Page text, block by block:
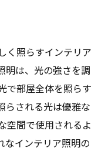
く照らすインテリア
明は、光の強さを調
で部屋全体を照らす
らされる光は優雅な
空間で使用されるよ
なインテリア照明の